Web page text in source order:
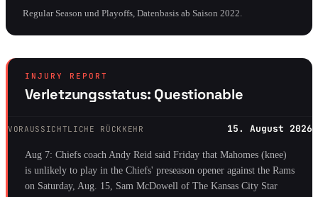
Regular Season und Playoffs, Datenbasis ab Saison 2022.
INJURY REPORT
Verletzungsstatus: Questionable
VORAUSSICHTLICHE RÜCKKEHR 15. August 2026
Aug 7: Chiefs coach Andy Reid said Friday that Mahomes (knee)
is unlikely to play in the Chiefs' preseason opener against the Rams
on Saturday, Aug. 15, Sam McDowell of The Kansas City Star